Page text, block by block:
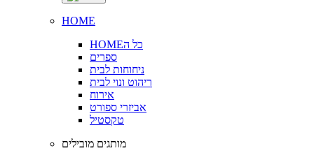
HOME
HOMEכל ה
ספרים
ניחוחות לבית
ריהוט ונוי לבית
אירוח
אביזרי ספורט
טקסטיל
מותגים מובילים